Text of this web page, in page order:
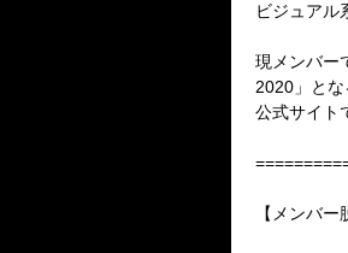
ビジュアル
現メンバー
2020」とな
公式サイト
【メンバー